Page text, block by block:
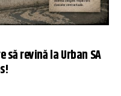
să revină la Urban SA